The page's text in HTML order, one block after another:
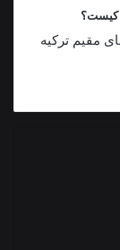
کیست؟
مقیم ترکیه